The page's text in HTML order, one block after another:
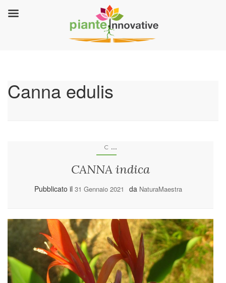
Canna edulis
C ...
CANNA indica
Pubblicato il 31 Gennaio 2021 da NaturaMaestra